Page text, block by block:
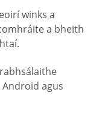
winks a
a bheith
agus